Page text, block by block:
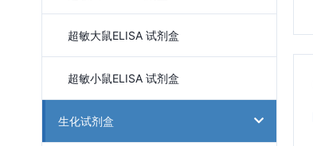
超敏大鼠ELISA 试剂盒
超敏小鼠ELISA 试剂盒
生化试剂盒